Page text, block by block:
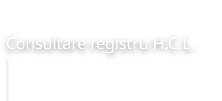
Consultare registru H.C.L.